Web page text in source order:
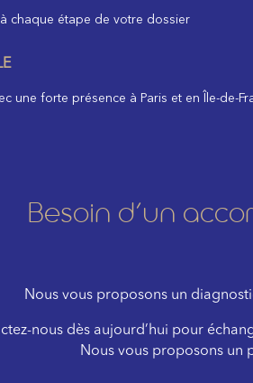
chaque étape de votre dossier
une forte présence à Paris et en Île-de-
Besoin d’un
Nous vous proposons un
nous dès aujourd’hui pour
Nous vous proposons un